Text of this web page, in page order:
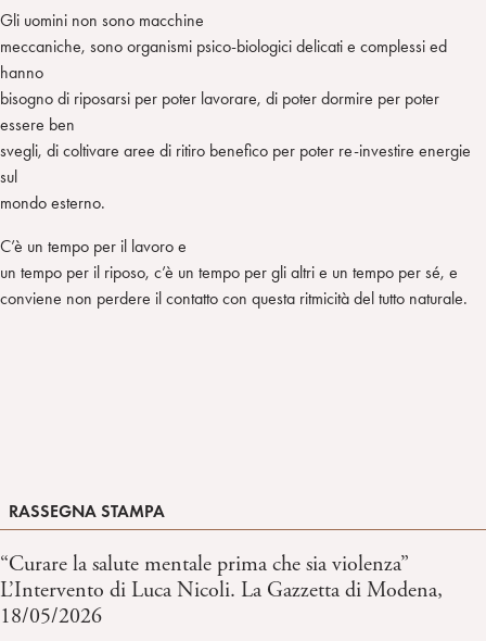
Gli uomini non sono macchine
meccaniche, sono organismi psico-biologici delicati e complessi ed
hanno
bisogno di riposarsi per poter lavorare, di poter dormire per poter
essere ben
svegli, di coltivare aree di ritiro benefico per poter re-investire energie
sul
mondo esterno.
C’è un tempo per il lavoro e
un tempo per il riposo, c’è un tempo per gli altri e un tempo per sé, e
conviene non perdere il contatto con questa ritmicità del tutto naturale.
RASSEGNA STAMPA
“Curare la salute mentale prima che sia violenza”
L’Intervento di Luca Nicoli. La Gazzetta di Modena,
18/05/2026